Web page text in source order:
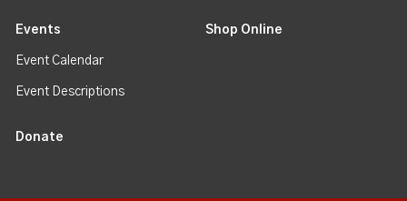
Events
Event Calendar
Event Descriptions
Shop Online
Donate